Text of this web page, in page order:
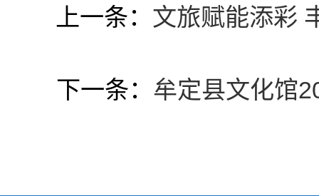
上一条： 文旅赋能添彩
下一条： 牟定县文化馆